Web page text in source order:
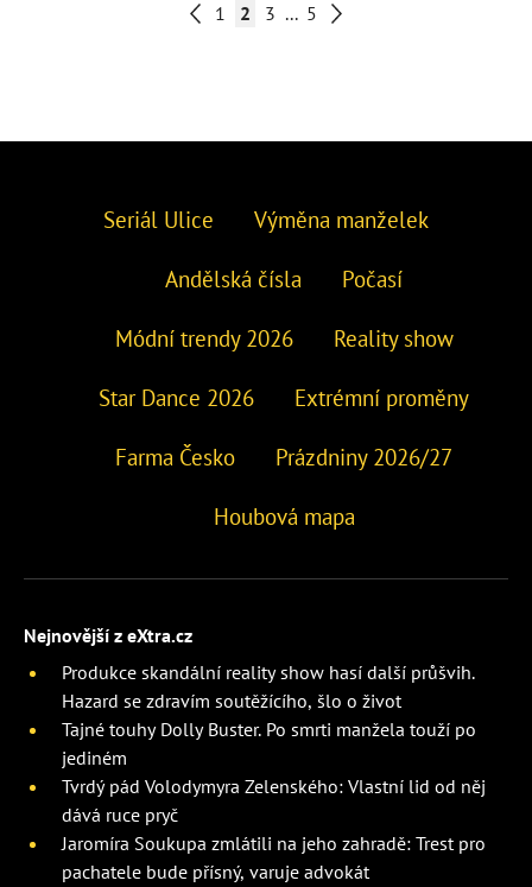
1 2 3 ... 5
Seriál Ulice Výměna manželek
Andělská čísla Počasí
Módní trendy 2026 Reality show
Star Dance 2026 Extrémní proměny
Farma Česko Prázdniny 2026/27
Houbová mapa
Nejnovější z eXtra.cz
Produkce skandální reality show hasí další průšvih.
Hazard se zdravím soutěžícího, šlo o život
Tajné touhy Dolly Buster. Po smrti manžela touží po
jediném
Tvrdý pád Volodymyra Zelenského: Vlastní lid od něj
dává ruce pryč
Jaromíra Soukupa zmlátili na jeho zahradě: Trest pro
pachatele bude přísný, varuje advokát